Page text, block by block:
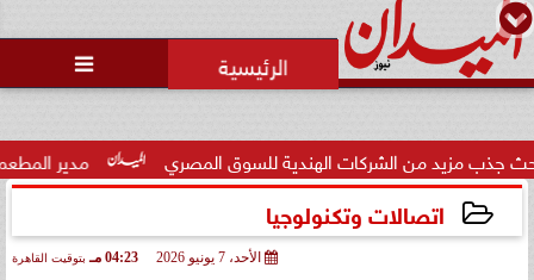

مدير المطعم عن واقعة منع سيدة الهندية للسوق المصري
اتصالات وتكنولوجيا
الأحد، 7 يونيو 2026 04:23 مـ بتوقيت القاهرة
حالة غليان في نادي الشيخ زايد:
اتهامات للجنة المؤقتة بـ ”التواطؤ”